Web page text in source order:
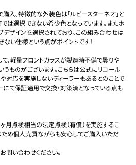
入。特徴的な外装色は「ルビースターネオ」と
は選択できない希少色となっています。またホ
デザインを選択されており、この組み合わせは
い仕様という点がポイントです！
、軽量フロントガラスが製造時不備で曇りや
うものがございます。こちらは公式にリコール
対応を実施しないディーラーもあるとのことで
にて保証適用で交換・対策済となっている点も
月点検相当の法定点検（有償）を実施するこ
め個人売買ながらも安心してご購入いただ
い合わせください。